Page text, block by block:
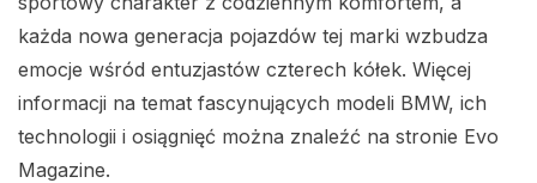
każda nowa generacja pojazdów tej marki wzbudza
emocje wśród entuzjastów czterech kółek. Więcej
informacji na temat fascynujących modeli BMW, ich
technologii i osiągnięć można znaleźć na stronie Evo
Magazine.